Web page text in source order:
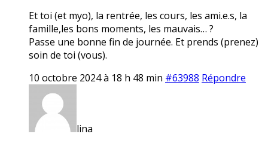
Et toi (et myo), la rentrée, les cours, les ami.e.s, la
famille,les bons moments, les mauvais… ?
Passe une bonne fin de journée. Et prends (prenez)
soin de toi (vous).
10 octobre 2024 à 18 h 48 min #63988 Répondre
lina